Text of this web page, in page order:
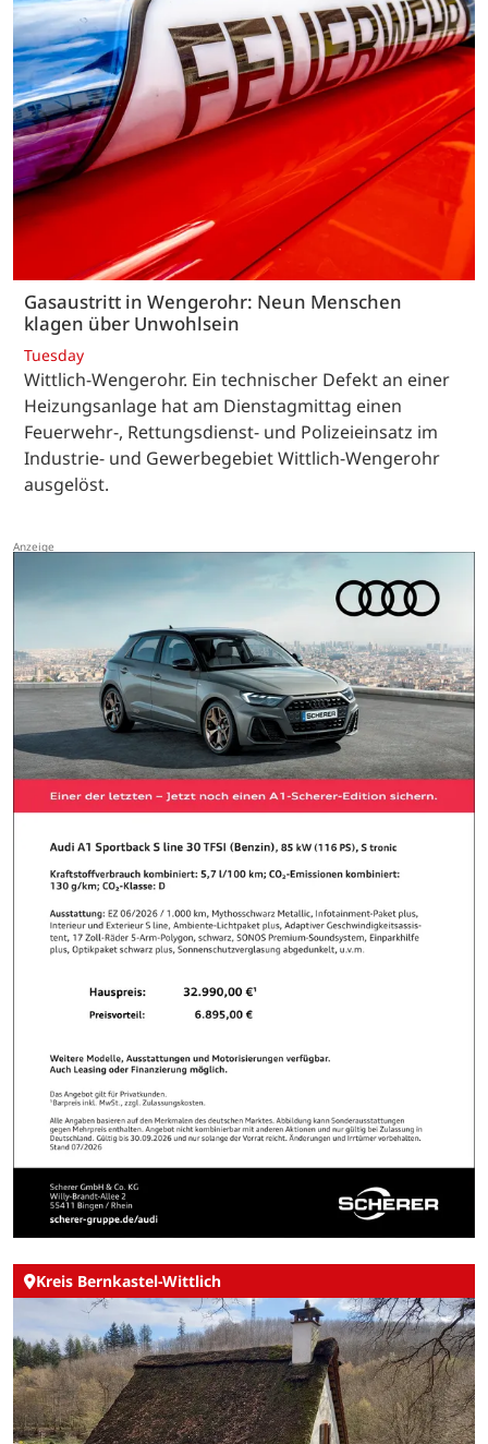
Gasaustritt in Wengerohr: Neun Menschen
klagen über Unwohlsein
Tuesday
Wittlich-Wengerohr. Ein technischer Defekt an einer
Heizungsanlage hat am Dienstagmittag einen
Feuerwehr-, Rettungsdienst- und Polizeieinsatz im
Industrie- und Gewerbegebiet Wittlich-Wengerohr
ausgelöst.
Kreis Bernkastel-Wittlich